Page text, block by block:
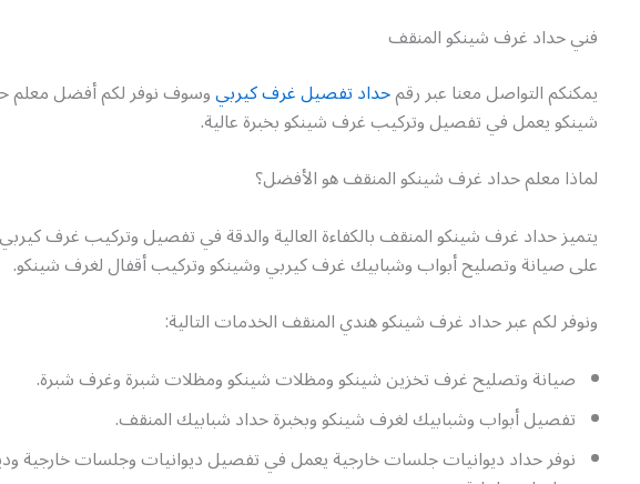
فني حداد غرف شينكو المنقف
يمكنكم التواصل معنا عبر رقمحداد تفصيل غرف كيربيوسوف نوفر لكم أفضل معلم
شينكو يعمل في تفصيل وتركيب غرف شينكو بخبرة عالية.
لماذا معلم حداد غرف شينكو المنقف هو الأفضل؟
يتميز حداد غرف شينكو المنقف بالكفاءة العالية والدقة في تفصيل وتركيب غرف
على صيانة وتصليح أبواب وشبابيك غرف كيربي وشينكو وتركيب أقفال لغرف شينكو.
ونوفر لكم عبر حداد غرف شينكو هندي المنقف الخدمات التالية:
صيانة وتصليح غرف تخزين شينكو ومظلات شينكو ومظلات شبرة وغرف شبرة.
تفصيل أبواب وشبابيك لغرف شينكو وبخبرة حداد شبابيك المنقف.
نوفر حداد ديوانيات جلسات خارجية يعمل في تفصيل ديوانيات وجلسات خارجية